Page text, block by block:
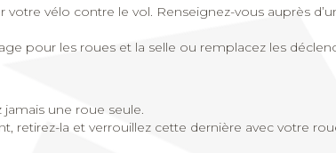
vélo contre le vol. Renseignez-vous auprès
pour les roues et la selle ou remplacez les
jamais une roue seule.
retirez-la et verrouillez cette dernière avec votre